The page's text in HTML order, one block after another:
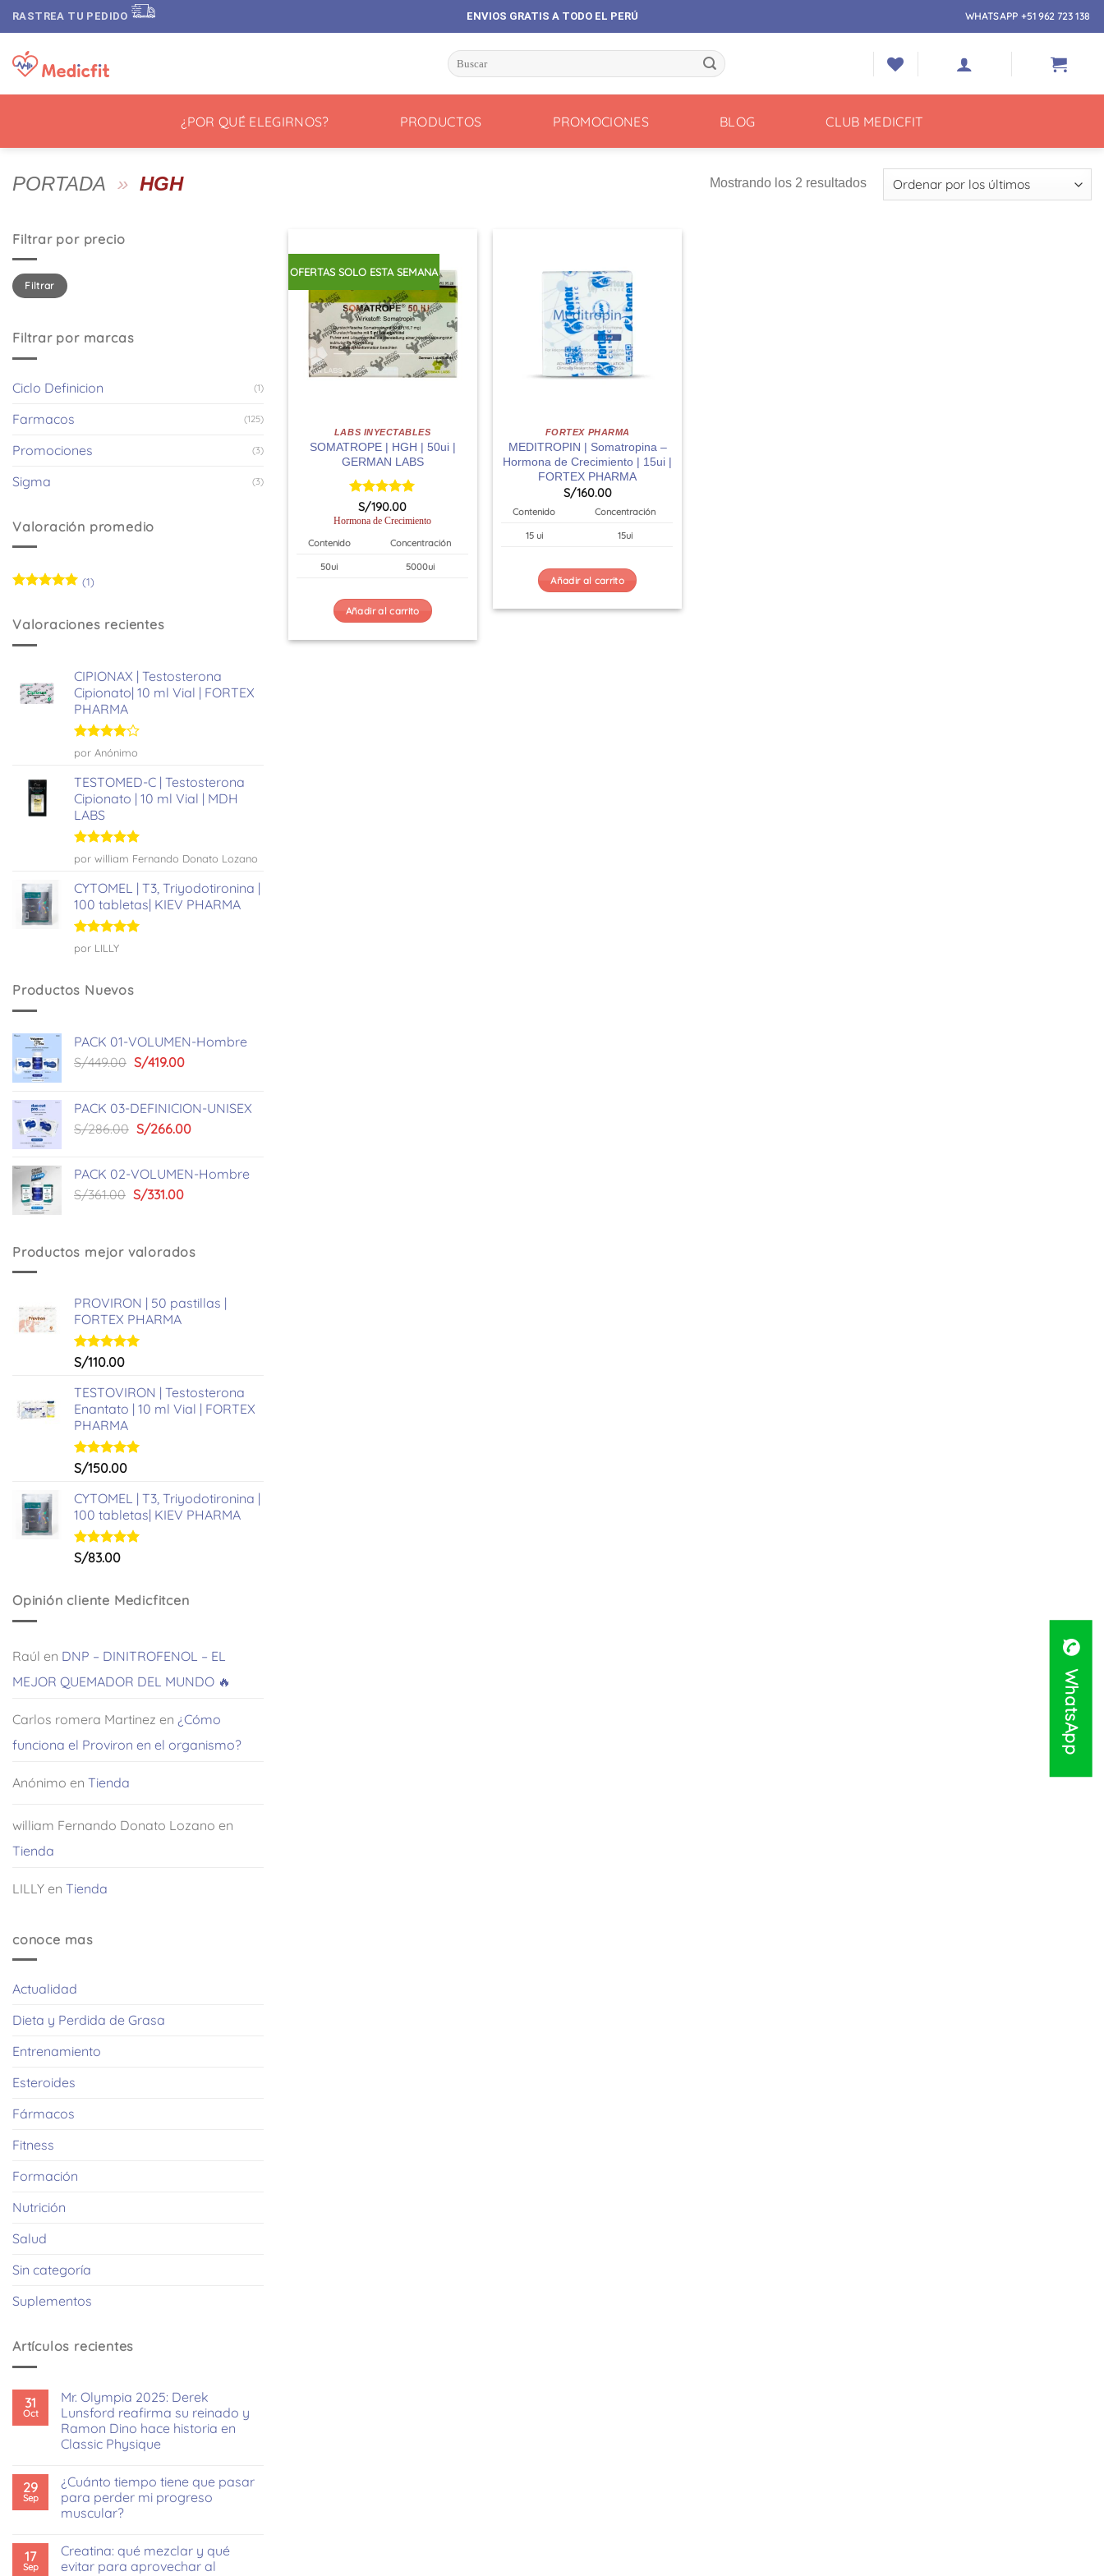
Saltar
al
contenido
RASTREA TU PEDIDO ENVIOS GRATIS A TODO EL PERÚ WHATSAPP +51 962 723 138
Buscar
por:
¿POR QUÉ ELEGIRNOS? PRODUCTOS PROMOCIONES BLOG CLUB MEDICFIT
PORTADA » HGH Mostrando los 2 resultadosOrdenado
por
Filtrar por precio
Precio
mínimo
Precio
máximo
Filtrar
Filtrar por marcas
Ciclo Definicion (1)
Farmacos (125)
Promociones (3)
Sigma (3)
Valoración promedio
(1)
Valoraciones recientes
CIPIONAX | Testosterona
Cipionato| 10 ml Vial | FORTEX
PHARMA
Valorado
con
5
por Anónimo
TESTOMED-C | Testosterona
Cipionato | 10 ml Vial | MDH
LABS
Valorado
con
por william Fernando Donato Lozano
CYTOMEL | T3, Triyodotironina |
100 tabletas| KIEV PHARMA
Valorado
con
por LILLY
Productos Nuevos
PACK 01-VOLUMEN-Hombre
S/449.00 El
era:
S/449.00.
S/419.00El
es:
S/419.00.
PACK 03-DEFINICION-UNISEX
S/286.00 El
era:
S/286.00.
S/266.00El
es:
PACK 02-VOLUMEN-Hombre
S/361.00 El
era:
S/361.00.
S/331.00El
S/331.00.
Productos mejor valorados
PROVIRON | 50 pastillas |
FORTEX PHARMA
Valorado
de 5
S/110.00
TESTOVIRON | Testosterona
Enantato | 10 ml Vial | FORTEX
PHARMA
Valorado
de 5
S/150.00
CYTOMEL | T3, Triyodotironina |
100 tabletas| KIEV PHARMA
Valorado
S/83.00
Opinión cliente Medicfitcen
Raúl en DNP – DINITROFENOL – EL
MEJOR QUEMADOR DEL MUNDO 🔥
Carlos romera Martinez en ¿Cómo
funciona el Proviron en el organismo?
Anónimo en Tienda
william Fernando Donato Lozano en
Tienda
LILLY en Tienda
conoce mas
Actualidad
Dieta y Perdida de Grasa
Entrenamiento
Esteroides
Fármacos
Fitness
Formación
Nutrición
Salud
Sin categoría
Suplementos
Artículos recientes
31
Oct
Mr. Olympia 2025: Derek
Lunsford reafirma su reinado y
Ramon Dino hace historia en
Classic Physique
comentarios
en
Mr.
Olympia
Lunsford
reafirma
su
29
Sep
¿Cuánto tiempo tiene que pasar
para perder mi progreso
muscular?
comentarios
¿Cuánto
17
Sep
Creatina: qué mezclar y qué
evitar para aprovechar al
OFERTAS SOLO ESTA SEMANA
LABS INYECTABLES
SOMATROPE | HGH | 50ui |
GERMAN LABS
Valorado
con5de 5
S/190.00
Hormona de Crecimiento
Contenido
Concentración
50ui 5000ui
Añadir al carrito
FORTEX PHARMA
MEDITROPIN | Somatropina –
Hormona de Crecimiento | 15ui |
FORTEX PHARMA
S/160.00
Contenido Concentración
15 ui 15ui
Añadir al carrito
WhatsApp